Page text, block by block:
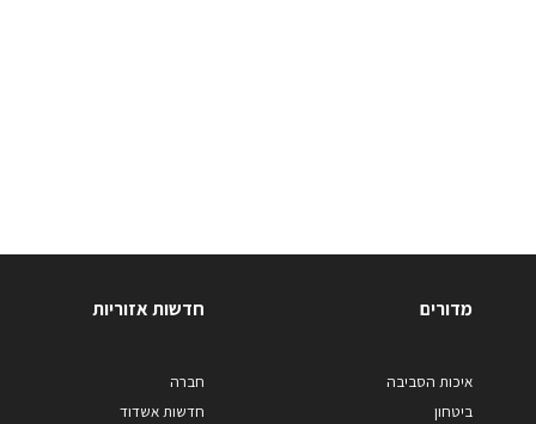
מדורים
איכות הסביבה
ביטחון
חדשות אזוריות
חברה
חדשות אשדוד